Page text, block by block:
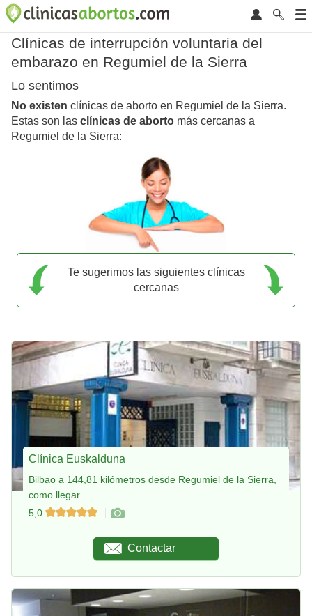
Clínicas de interrupción voluntaria del
embarazo en Regumiel de la Sierra
Lo sentimos
No existen clínicas de aborto en Regumiel de la Sierra.
Estas son las clínicas de aborto más cercanas a
Regumiel de la Sierra:
Te sugerimos las siguientes clínicas
cercanas
Clínica Euskalduna
Bilbao a 144,81 kilómetros desde Regumiel de la Sierra,
como llegar
5,0
Contactar